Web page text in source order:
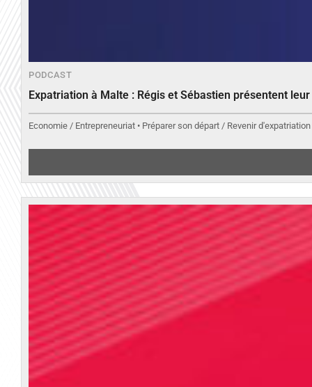
PODCAST
Expatriation à Malte : Régis et Sébastien présentent
Economie / Entrepreneuriat • Préparer son départ / Revenir d'expatriation